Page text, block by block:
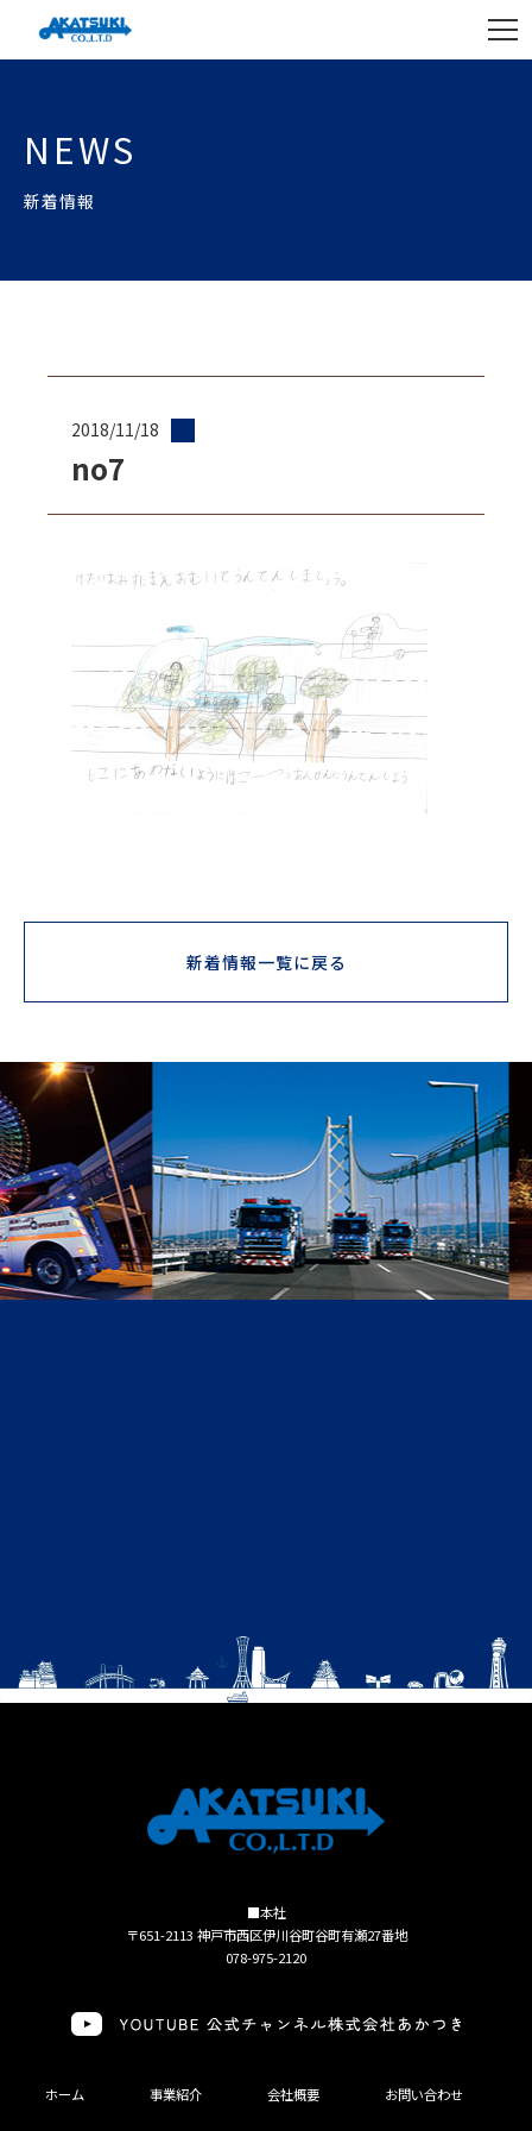
NEWS
新着情報
2018/11/18
no7
新着情報一覧に戻る
■本社
〒651-2113 神戸市西区伊川谷町谷町有瀬27番地
078-975-2120
ホーム 事業紹介 会社概要 お問い合わせ